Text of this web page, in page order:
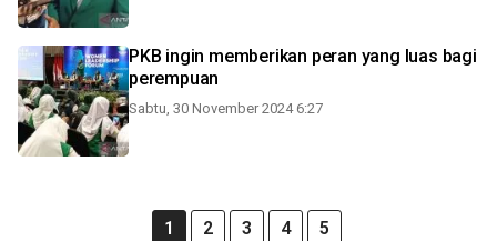
PKB ingin memberikan peran yang luas bagi
perempuan
Sabtu, 30 November 2024 6:27
1 2 3 4 5